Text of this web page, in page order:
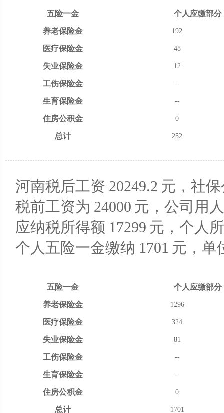
五险一金 个人应缴部分
养老保险金 192
医疗保险金 48
失业保险金 12
工伤保险金 --
生育保险金 --
住房公积金 0
总计 252
河南税后工资 20249.2 元，社
税前工资为 24000 元，公司用
应纳税所得额 17299 元，个人
个人五险一金缴纳 1701 元，单
五险一金 个人应缴部分
养老保险金 1296
医疗保险金 324
失业保险金 81
工伤保险金 --
生育保险金 --
住房公积金 0
总计 1701